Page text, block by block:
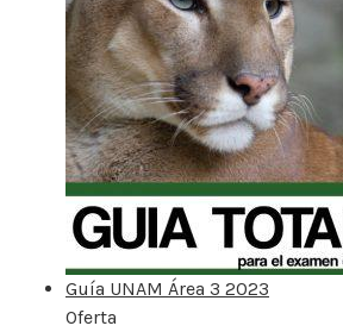
Guía UNAM Área 3 2023
Oferta